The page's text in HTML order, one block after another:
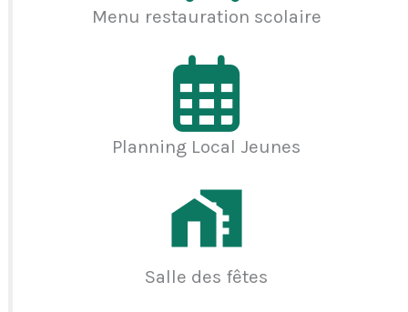
Menu restauration scolaire
Planning Local Jeunes
Salle des fêtes